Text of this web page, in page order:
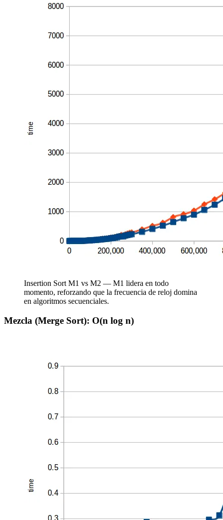
Insertion Sort M1 vs M2 — M1 lidera en todo
momento, reforzando que la frecuencia de reloj domina
en algoritmos secuenciales.
Mezcla (Merge Sort): O(n log n)